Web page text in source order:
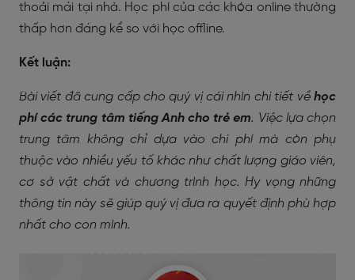
thoải mái tại nhà. Học phí của các khóa online thường
thấp hơn đáng kể so với học offline.
Kết luận:
Bài viết đã cung cấp cho quý vị cái nhìn chi tiết về học
phí các trung tâm tiếng Anh cho trẻ em. Việc lựa chọn
trung tâm không chỉ dựa vào chi phí mà còn phụ
thuộc vào nhiều yếu tố khác như chất lượng giáo viên,
cơ sở vật chất và chương trình học. Hy vọng những
thông tin này sẽ giúp quý vị đưa ra quyết định phù hợp
nhất cho con mình.